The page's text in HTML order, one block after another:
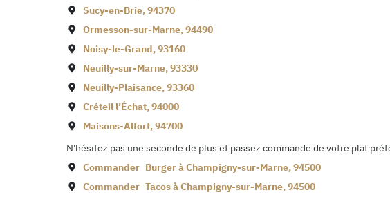
Sucy-en-Brie,94370
Ormesson-sur-Marne,94490
Noisy-le-Grand,93160
Neuilly-sur-Marne,93330
Neuilly-Plaisance,93360
Créteil l’Échat,94000
Maisons-Alfort,94700
N'hésitez pas une seconde de plus et passez commande de votre plat
Commander Burger àChampigny-sur-Marne,94500
Commander Tacos àChampigny-sur-Marne,94500